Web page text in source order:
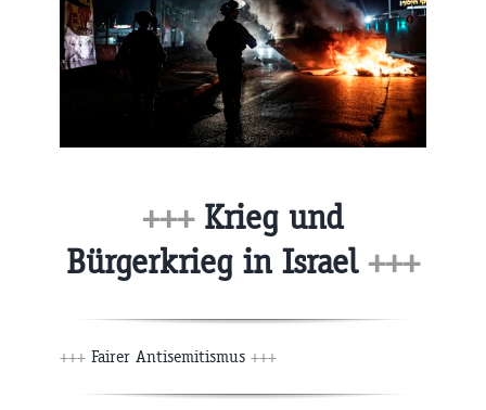
+++Krieg und
Bürgerkrieg in Israel +++
+++ Fairer Antisemitismus +++